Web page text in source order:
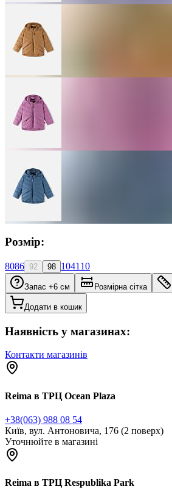
Розмір:
8086 92 98 104110
Запас +6 см Розмірна сітка
Додати в кошик
Наявність у магазинах:
Контакти магазинів
Reima в ТРЦ Ocean Plaza
+38(063) 988 08 54
Київ, вул. Антоновича, 176 (2 поверх)
Уточнюйте в магазині
Reima в ТРЦ Respublika Park